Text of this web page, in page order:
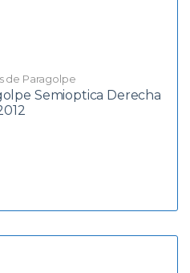
de Paragolpe
Semioptica Derecha